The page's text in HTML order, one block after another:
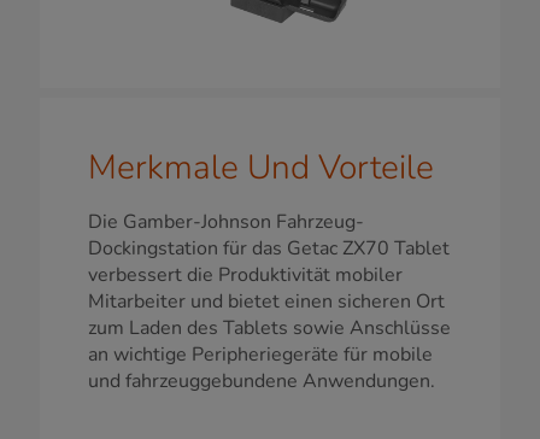
Merkmale Und Vorteile
Die Gamber-Johnson Fahrzeug-
Dockingstation für das Getac ZX70 Tablet
verbessert die Produktivität mobiler
Mitarbeiter und bietet einen sicheren Ort
zum Laden des Tablets sowie Anschlüsse
an wichtige Peripheriegeräte für mobile
und fahrzeuggebundene Anwendungen.